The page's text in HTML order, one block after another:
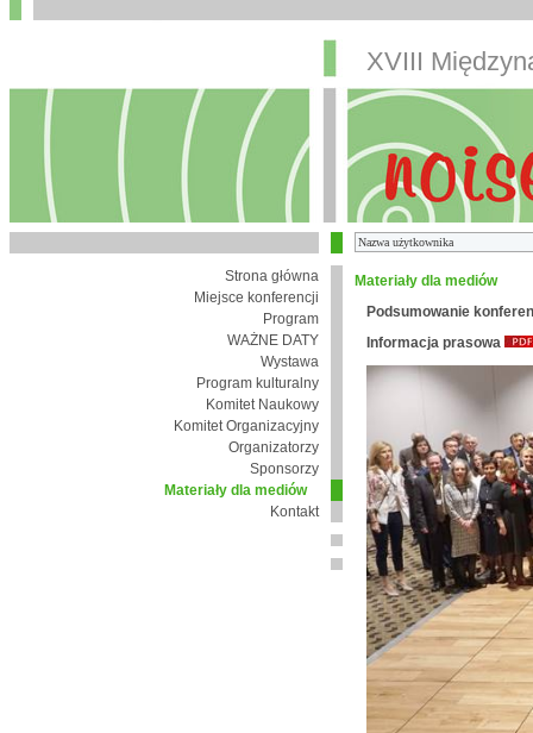
XVIII
Strona główna
Miejsce konferencji
Program
WAŻNE DATY
Wystawa
Program kulturalny
Komitet Naukowy
Komitet Organizacyjny
Organizatorzy
Sponsorzy
Materiały dla mediów
Kontakt
Materiały dla mediów
Podsumowanie
Informacja prasowa